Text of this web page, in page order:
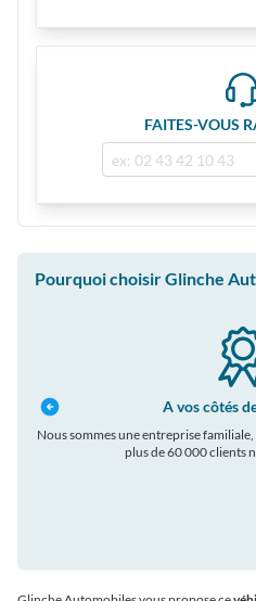
FAITES-VOUS
Pourquoi choisir Glinche
A vos côtés
Nous sommes une entreprise
plus de 60 000 clients